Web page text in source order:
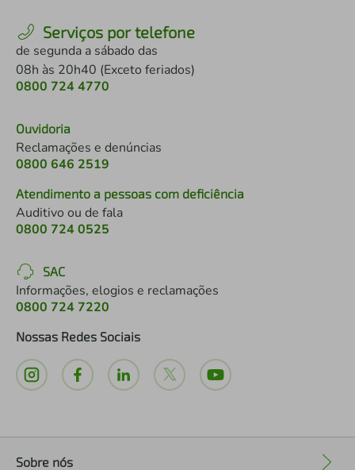
Serviços por telefone
de segunda a sábado das
08h às 20h40 (Exceto feriados)
0800 724 4770
Ouvidoria
Reclamações e denúncias
0800 646 2519
Atendimento a pessoas com deficiência
Auditivo ou de fala
0800 724 0525
SAC
Informações, elogios e reclamações
0800 724 7220
Nossas Redes Sociais
Sobre nós